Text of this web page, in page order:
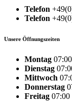
Telefon
Telefon
Unsere Öffnungszeiten
Montag
Dienstag
Mittwoch
Donnerstag
Freitag 07:00